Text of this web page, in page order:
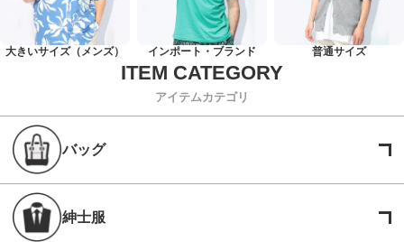
大きいサイズ（メンズ） インポート・ブランド 普通サイズ
アイテムカテゴリ
バッグ
紳士服